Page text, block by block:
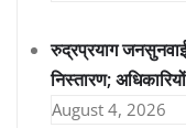
रुद्रप्रयाग
निस्तारण;
August 4, 2026